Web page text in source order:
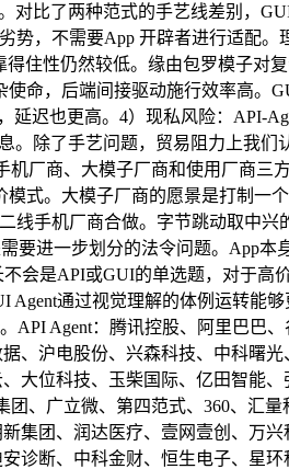
对比了两种范式的手艺线差别，
势，不需要App 开辟者进行适配
住性仍然较低。缘由包罗模子对
命，后端间接驱动施行效率高。
迟也更高。4）现私风险：API-
除了手艺问题，贸易阻力上我
厂商、大模子厂商和使用厂商
式。大模子厂商的愿景是打制一
手机厂商合做。字节跳动取中
要进一步划分的法令问题。App
会是API或GUI的单选题，对于
通过视觉理解的体例运转能
Agent：腾讯控股、阿里巴巴
沪电股份、兴森科技、中科曙
大位科技、玉柴国际、亿田智能
、广立微、第四范式、360、汇
集团、润达医疗、壹网壹创、万
诊断、中科金财、恒生电子、星